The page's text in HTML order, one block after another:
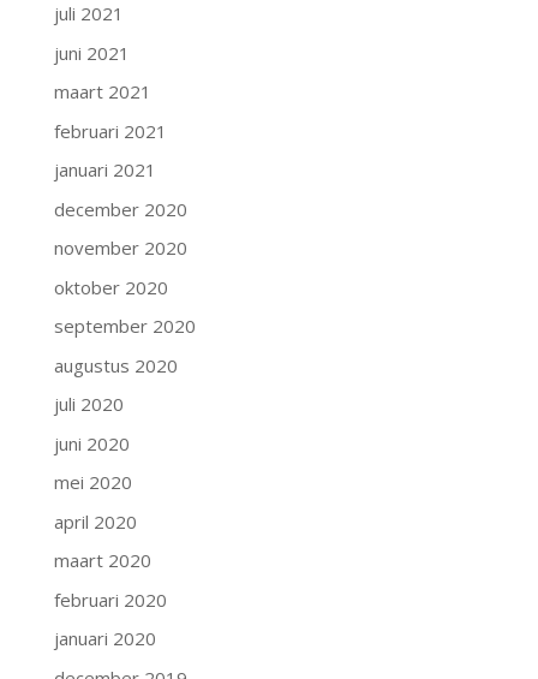
juli 2021
juni 2021
maart 2021
februari 2021
januari 2021
december 2020
november 2020
oktober 2020
september 2020
augustus 2020
juli 2020
juni 2020
mei 2020
april 2020
maart 2020
februari 2020
januari 2020